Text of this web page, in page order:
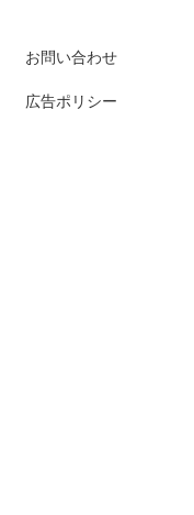
お問い合わせ
広告ポリシー